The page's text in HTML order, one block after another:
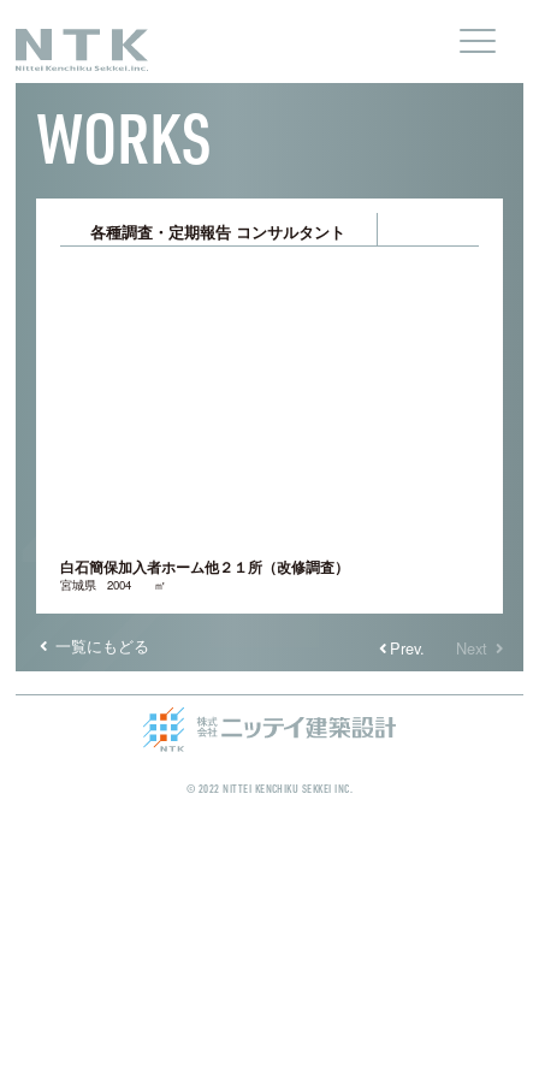
WORKS
各種調査・定期報告 コンサルタント
白石簡保加入者ホーム他２１所（改修調査）
宮城県 2004 ㎡
一覧にもどる Prev. Next
© 2022 NITTEI KENCHIKU SEKKEI INC.